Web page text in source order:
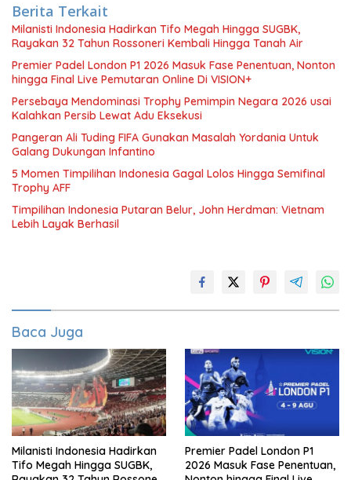
Berita Terkait
Milanisti Indonesia Hadirkan Tifo Megah Hingga SUGBK,
Rayakan 32 Tahun Rossoneri Kembali Hingga Tanah Air
Premier Padel London P1 2026 Masuk Fase Penentuan, Nonton
hingga Final Live Pemutaran Online Di VISION+
Persebaya Mendominasi Trophy Pemimpin Negara 2026 usai
Kalahkan Persib Lewat Adu Eksekusi
Pangeran Ali Tuding FIFA Gunakan Masalah Yordania Untuk
Galang Dukungan Infantino
5 Momen Timpilihan Indonesia Gagal Lolos Hingga Semifinal
Trophy AFF
Timpilihan Indonesia Putaran Belur, John Herdman: Vietnam
Lebih Layak Berhasil
Baca Juga
Milanisti Indonesia Hadirkan
Tifo Megah Hingga SUGBK,
Premier Padel London P1
2026 Masuk Fase Penentuan,